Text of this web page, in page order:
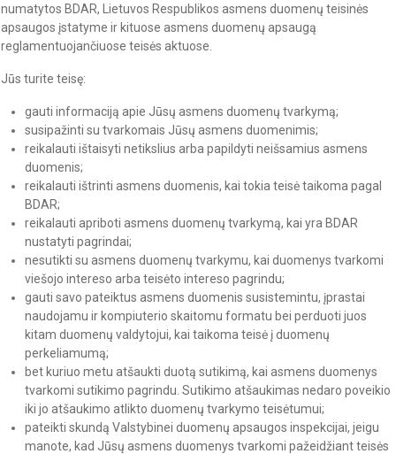
numatytos BDAR, Lietuvos Respublikos asmens duomenų teisinės
apsaugos įstatyme ir kituose asmens duomenų apsaugą
reglamentuojančiuose teisės aktuose.
Jūs turite teisę:
gauti informaciją apie Jūsų asmens duomenų tvarkymą;
susipažinti su tvarkomais Jūsų asmens duomenimis;
reikalauti ištaisyti netikslius arba papildyti neišsamius asmens
duomenis;
reikalauti ištrinti asmens duomenis, kai tokia teisė taikoma pagal
BDAR;
reikalauti apriboti asmens duomenų tvarkymą, kai yra BDAR
nustatyti pagrindai;
nesutikti su asmens duomenų tvarkymu, kai duomenys tvarkomi
viešojo intereso arba teisėto intereso pagrindu;
gauti savo pateiktus asmens duomenis susistemintu, įprastai
naudojamu ir kompiuterio skaitomu formatu bei perduoti juos
kitam duomenų valdytojui, kai taikoma teisė į duomenų
perkeliamumą;
bet kuriuo metu atšaukti duotą sutikimą, kai asmens duomenys
tvarkomi sutikimo pagrindu. Sutikimo atšaukimas nedaro poveikio
iki jo atšaukimo atlikto duomenų tvarkymo teisėtumui;
pateikti skundą Valstybinei duomenų apsaugos inspekcijai, jeigu
manote, kad Jūsų asmens duomenys tvarkomi pažeidžiant teisės